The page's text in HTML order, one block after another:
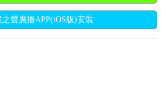
聲廣播APP(iOS版)安裝